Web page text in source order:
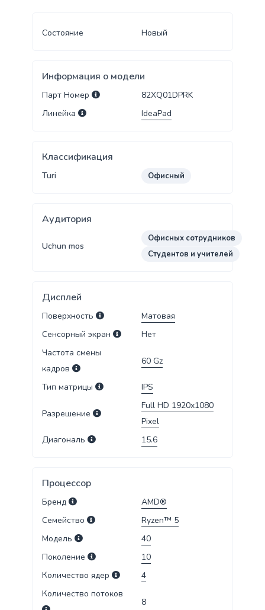
Состояние Новый
Информация о модели
Парт Номер
82XQ01DPRK
Линейка
IdeaPad
Классификация
Turi Офисный
Аудитория
Uchun mos
Офисных сотрудников
Студентов и учителей
Дисплей
Поверхность
Матовая
Сенсорный экран
Нет
Частота смены
кадров
60 Gz
Тип матрицы IPS
Разрешение
Full HD 1920x1080
Pixel
Диагональ
15.6
Процессор
Бренд
AMD®
Семейство
Ryzen™ 5
Модель
40
Поколение
10
Количество ядер
4
Количество потоков
8